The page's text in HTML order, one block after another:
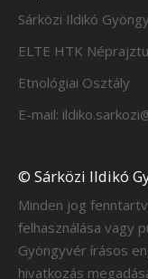
Sárközi Ildikó
ELTE HTK
Etnológiai Osztály
E-mail:
© Sárközi Ildikó
Minden jog
felhasználása vagy
Gyöngyvér írásos
hivatkozás